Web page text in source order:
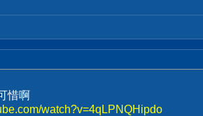
惜啊
watch?v=4qLPNQHipdo